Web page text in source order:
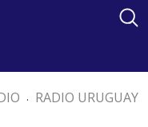
. RADIO URUGUAY